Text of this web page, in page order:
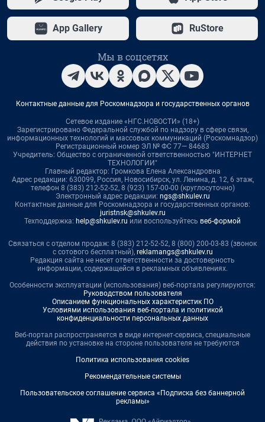
App Gallery RuStore
Мы в соцсетях
Контактные данные для Роскомнадзора и государственных органов
Сетевое издание «НГС.НОВОСТИ» (18+)
Зарегистрировано Федеральной службой по надзору в сфере связи,
информационных технологий и массовых коммуникаций (Роскомнадзор)
Регистрационный номер ЭЛ № ФС 77— 84683
Учредитель: Общество с ограниченной ответственностью "ИНТЕРНЕТ
ТЕХНОЛОГИИ"
Главный редактор: Громкова Елена Александровна
Адрес редакции: 630099, Россия, Новосибирск, ул. Ленина, д. 12, 6 этаж,
телефон 8 (383) 212-52-52, 8 (923) 157-00-00 (круглосуточно)
Электронный адрес редакции: ngs@shkulev.ru
Контактные данные для Роскомнадзора и государственных органов:
juristnsk@shkulev.ru
Техподдержка: help@shkulev.ru или воспользуйтесь веб-формой
Связаться с отделом продаж: 8 (383) 212-52-52, 8 (800) 200-03-83 (звонок
с сотового бесплатный), reklamangs@shkulev.ru
Редакция сайта не несет ответственности за достоверность
информации, содержащейся в рекламных объявлениях.
Особенности эксплуатации (использования) веб-портала регулируются:
Руководством пользователя
Описанием функциональных характеристик ПО
Условиями использования веб-портала и политикой
конфиденциальности персональных данных
Веб-портал распространяется в виде интернет-сервиса, специальные
действия по установке на стороне пользователя не требуются
Политика использования cookies
Рекомендательные системы
Пользовательское соглашение сервиса «Подписка без баннерной
рекламы»